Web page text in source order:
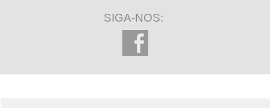
SIGA-NOS: